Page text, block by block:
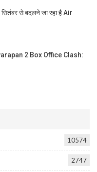
से बदलने जा रहा है Air
2 Box Office Clash:
10574
2747